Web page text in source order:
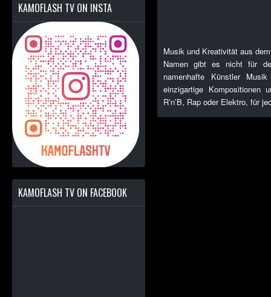
KAMOFLASH TV ON INSTA
KAMOFLASH TV ON FACEBOOK
Musik und Kreativität aus
Namen gibt es nicht für
namenhafte Künstler
einzigartige Kompositionen
R’n’B, Rap oder Elektro, für